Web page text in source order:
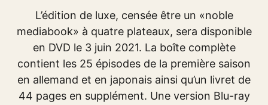
L’édition de luxe, censée être un «noble
mediabook» à quatre plateaux, sera disponible
en DVD le 3 juin 2021. La boîte complète
contient les 25 épisodes de la première saison
en allemand et en japonais ainsi qu’un livret de
44 pages en supplément. Une version Blu-ray